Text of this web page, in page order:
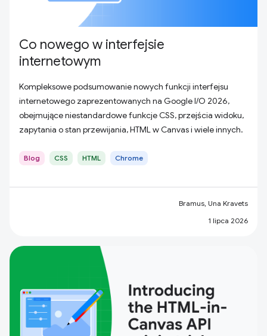
Co nowego w interfejsie
internetowym
Kompleksowe podsumowanie nowych funkcji interfejsu
internetowego zaprezentowanych na Google I/O 2026,
obejmujące niestandardowe funkcje CSS, przejścia widoku,
zapytania o stan przewijania, HTML w Canvas i wiele innych.
Blog CSS HTML Chrome
Bramus, Una Kravets
1 lipca 2026